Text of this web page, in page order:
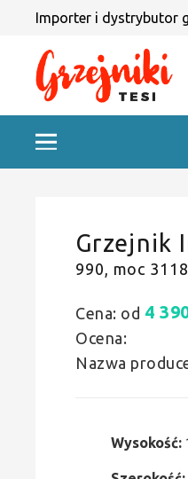
Importer i dystrybutor
Grzejnik
990, moc 3118
Cena: od 4
Ocena:
Nazwa
Wysokość: